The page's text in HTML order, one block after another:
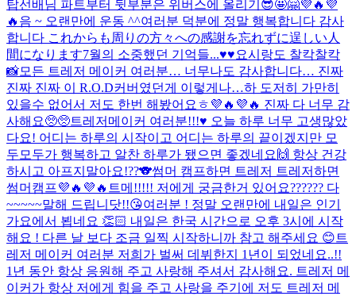
탑선배님 파트부터 뒷부분은 위버스에 올리기😎🤩🤗💜🔥💜
🔥 음 ~ 오랜만에 운동 ^^여러분 덕분에 정말 행복합니다 감사
합니다 これからも周りの方々への感謝を忘れずに逞しい人
間になります7월의 소중했던 기억들...♥️♥️요시랑도 찰칵찰칵
📸모든 트레저 메이커 여러분… 너무나도 감사합니다… 진짜
진짜 진짜 이 R.O.D커버였던게 이렇게나…하 도저히 가만히
있을수 없어서 저도 한번 해봤어요ㅎ💜🔥💜🔥 진짜 다 너무 감
사해요🥺🥺트레저메이커 여러분!!!♥️ 오늘 하루 너무 고생많았
다요! 어디는 하루의 시작이고 어디는 하루의 끝이겠지만 모
두모두가 행복하고 알찬 하루가 됐으면 좋겠네요🙌 항상 건강
하시고 아프지말아요!??🐨썸머 캠프하면 트레저 트레저하면
썸머캠프💜🔥💜🔥 트메!!!!! 저에게 궁금한거 있어요?????? 다
~~~~~말해 드립니닷!!😘여러분 ! 정말 오랜만에 내일은 인기
가요에서 뵙네요 👏🏻 내일은 한국 시간으로 오후 3시에 시작
해요 ! 다른 날 보다 조금 일찍 시작하니까 참고 해주세요 😊 트
레저 메이커 여러분 저희가 벌써 데뷔한지 1년이 되었네요..!!
1년 동안 항상 응원해 주고 사랑해 주셔서 감사해요. 트레저 메
이커가 항상 저에게 힘을 주고 사랑을 주기에 저도 트레저 메